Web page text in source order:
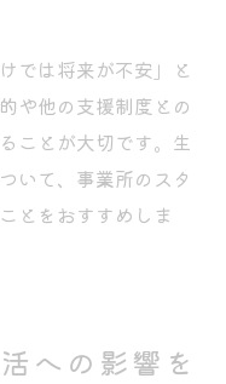
では将来が不安」と
や他の支援制度との
ことが大切です。生
いて、事業所のスタ
とをおすすめしま
への影響を